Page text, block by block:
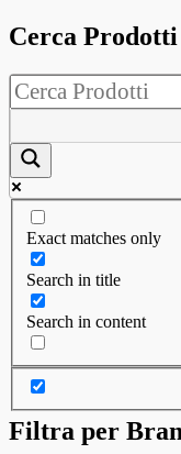
Cerca Prodotti
Exact matches only
Search in title
Search in content
Filtra per